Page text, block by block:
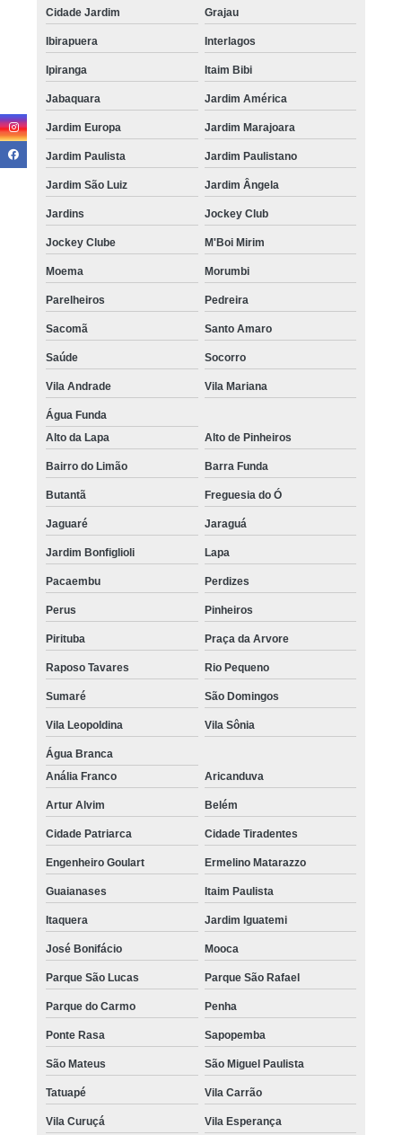
Cidade Jardim Grajau
Ibirapuera Interlagos
Ipiranga Itaim Bibi
Jabaquara Jardim América
Jardim Europa Jardim Marajoara
Jardim Paulista Jardim Paulistano
Jardim São Luiz Jardim Ângela
Jardins Jockey Club
Jockey Clube M'Boi Mirim
Moema Morumbi
Parelheiros Pedreira
Sacomã Santo Amaro
Saúde Socorro
Vila Andrade Vila Mariana
Água Funda
Alto da Lapa
Alto de Pinheiros
Bairro do Limão Barra Funda
Butantã Freguesia do Ó
Jaguaré Jaraguá
Jardim Bonfiglioli Lapa
Pacaembu Perdizes
Perus Pinheiros
Pirituba Praça da Arvore
Raposo Tavares Rio Pequeno
Sumaré São Domingos
Vila Leopoldina Vila Sônia
Água Branca
Anália Franco
Aricanduva
Artur Alvim Belém
Cidade Patriarca Cidade Tiradentes
Engenheiro Goulart Ermelino Matarazzo
Guaianases Itaim Paulista
Itaquera Jardim Iguatemi
José Bonifácio Mooca
Parque São Lucas Parque São Rafael
Parque do Carmo Penha
Ponte Rasa Sapopemba
São Mateus São Miguel Paulista
Tatuapé Vila Carrão
Vila Curuçá Vila Esperança